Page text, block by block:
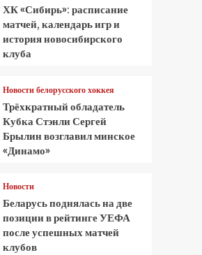
ХК «Сибирь»: расписание
матчей, календарь игр и
история новосибирского
клуба
Новости белорусского хоккея
Трёхкратный обладатель
Кубка Стэнли Сергей
Брылин возглавил минское
«Динамо»
Новости
Беларусь поднялась на две
позиции в рейтинге УЕФА
после успешных матчей
клубов